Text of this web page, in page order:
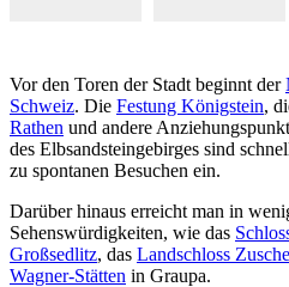
Vor den Toren der Stadt beginnt der
Schweiz. Die Festung Königstein,
Rathen und andere
des Elbsandsteingebirges sind
zu spontanen Besuchen ein.
Darüber hinaus erreicht man in
Sehenswürdigkeiten, wie das
Großsedlitz, das Landschloss
Wagner-Stätten in Graupa.